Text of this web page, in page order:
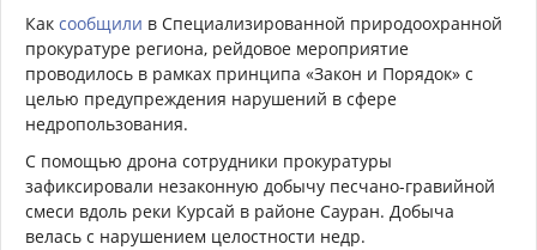
Как сообщили в Специализированной природоохранной
прокуратуре региона, рейдовое мероприятие
проводилось в рамках принципа «Закон и Порядок» с
целью предупреждения нарушений в сфере
недропользования.
С помощью дрона сотрудники прокуратуры
зафиксировали незаконную добычу песчано-гравийной
смеси вдоль реки Курcай в районе Сауран. Добыча
велась с нарушением целостности недр.